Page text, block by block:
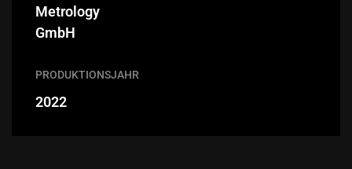
Metrology
GmbH
PRODUKTIONSJAHR
2022